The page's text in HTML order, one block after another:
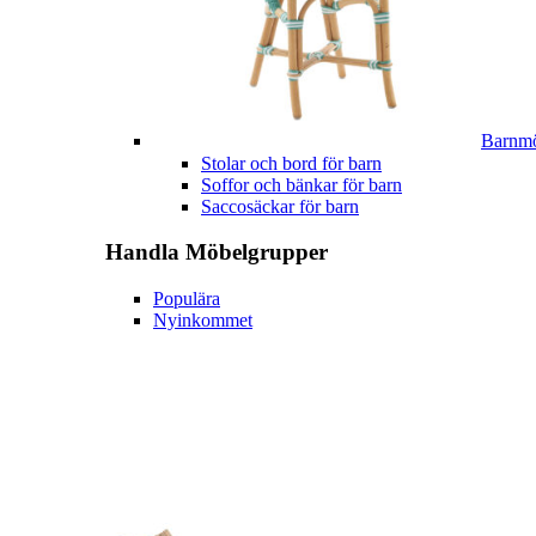
Stolar och bord för barn
Soffor och bänkar för barn
Saccosäckar för barn
Handla Möbelgrupper
Populära
Nyinkommet